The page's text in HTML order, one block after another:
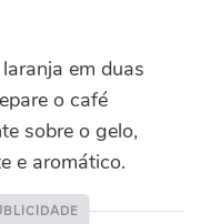
em duas
o café
sobre o gelo,
e aromático.